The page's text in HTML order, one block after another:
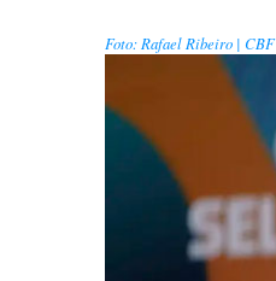
Foto: Rafael Ribeiro | CBF